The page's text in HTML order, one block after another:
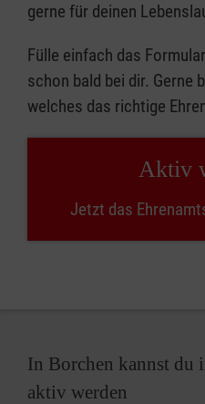
gerne für deinen
Fülle einfach das
schon bald bei dir. Gerne
welches das richtige
Aktiv
Jetzt das
In Borchen kannst du
aktiv werden